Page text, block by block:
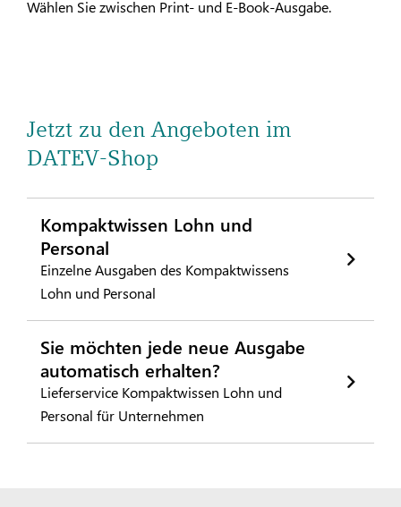
Wählen Sie zwischen Print- und E-Book-Ausgabe.
Jetzt zu den Angeboten im
DATEV-Shop
Kompaktwissen Lohn und
Personal
Einzelne Ausgaben des Kompaktwissens
Lohn und Personal
Sie möchten jede neue Ausgabe
automatisch erhalten?
Lieferservice Kompaktwissen Lohn und
Personal für Unternehmen